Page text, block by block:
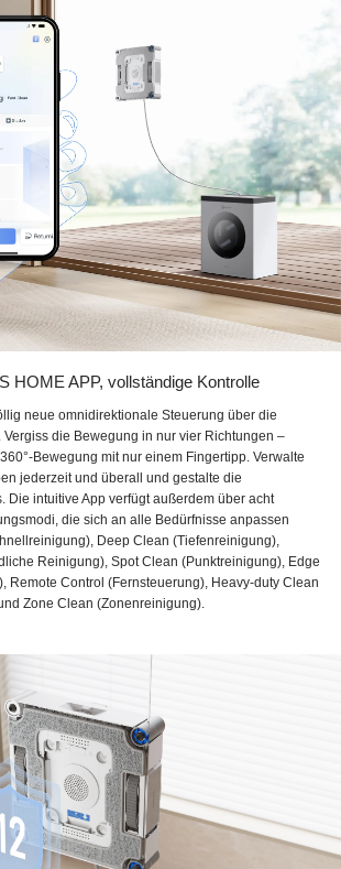
HOME APP, vollständige Kontrolle
neue omnidirektionale Steuerung über die
Vergiss die Bewegung in nur vier Richtungen –
Bewegung mit nur einem Fingertipp. Verwalte
jederzeit und überall und gestalte die
Die intuitive App verfügt außerdem über acht
die sich an alle Bedürfnisse anpassen
Deep Clean (Tiefenreinigung),
Reinigung), Spot Clean (Punktreinigung), Edge
Remote Control (Fernsteuerung), Heavy-duty Clean
Zone Clean (Zonenreinigung).